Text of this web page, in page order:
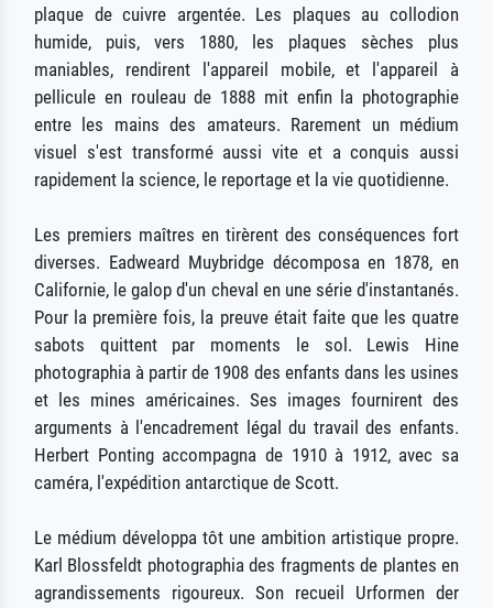
plaque de cuivre argentée. Les plaques au collodion
humide, puis, vers 1880, les plaques sèches plus
maniables, rendirent l'appareil mobile, et l'appareil à
pellicule en rouleau de 1888 mit enfin la photographie
entre les mains des amateurs. Rarement un médium
visuel s'est transformé aussi vite et a conquis aussi
rapidement la science, le reportage et la vie quotidienne.
Les premiers maîtres en tirèrent des conséquences fort
diverses. Eadweard Muybridge décomposa en 1878, en
Californie, le galop d'un cheval en une série d'instantanés.
Pour la première fois, la preuve était faite que les quatre
sabots quittent par moments le sol. Lewis Hine
photographia à partir de 1908 des enfants dans les usines
et les mines américaines. Ses images fournirent des
arguments à l'encadrement légal du travail des enfants.
Herbert Ponting accompagna de 1910 à 1912, avec sa
caméra, l'expédition antarctique de Scott.
Le médium développa tôt une ambition artistique propre.
Karl Blossfeldt photographia des fragments de plantes en
agrandissements rigoureux. Son recueil Urformen der